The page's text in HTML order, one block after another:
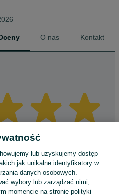
O nas Kontakt
lub uzyskujemy dostęp
jak unikalne identyfikatory w
danych osobowych.
wybory lub zarządzać nimi,
momencie na stronie polityki